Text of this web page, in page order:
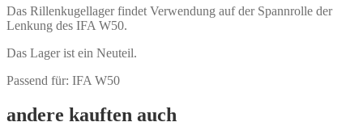
Das Rillenkugellager findet Verwendung auf der Spannrolle der
Lenkung des IFA W50.
Das Lager ist ein Neuteil.
Passend für: IFA W50
andere kauften auch